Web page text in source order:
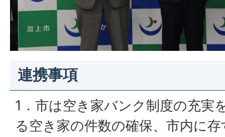
連携事項
1．市は空き家バンク制度の充実
る空き家の件数の確保、市内に